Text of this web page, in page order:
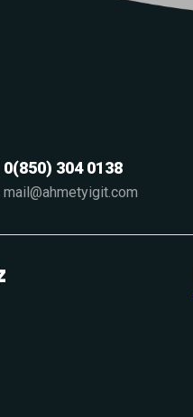
0(850) 304 0138
mail@ahmetyigit.com